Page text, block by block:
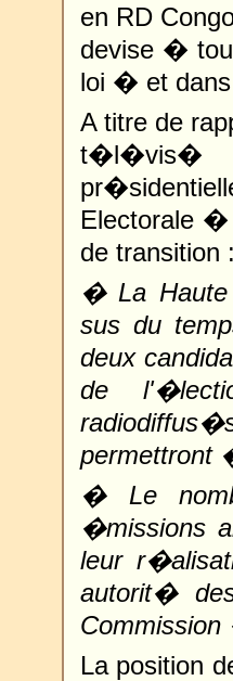
en RD
devise �
loi � et dans
A titre de
t�l�vis�
Electorale
de transition
� La
sus du
deux
de
permettront
� Le
�missions
leur
autorit�
La position